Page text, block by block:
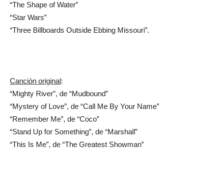
“The Shape of Water”
“Star Wars”
“Three Billboards Outside Ebbing Missouri”.
Canción original:
“Mighty River”, de “Mudbound”
“Mystery of Love”, de “Call Me By Your Name”
“Remember Me”, de “Coco”
“Stand Up for Something”, de “Marshall”
“This Is Me”, de “The Greatest Showman”